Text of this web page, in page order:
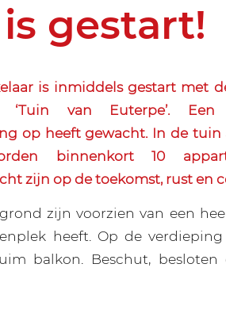
gestart!
is inmiddels gestart met
van Euterpe’. Een
op heeft gewacht. In de tuin
binnenkort 10
zijn op de toekomst, rust en
zijn voorzien van een
heeft. Op de
balkon. Beschut, besloten